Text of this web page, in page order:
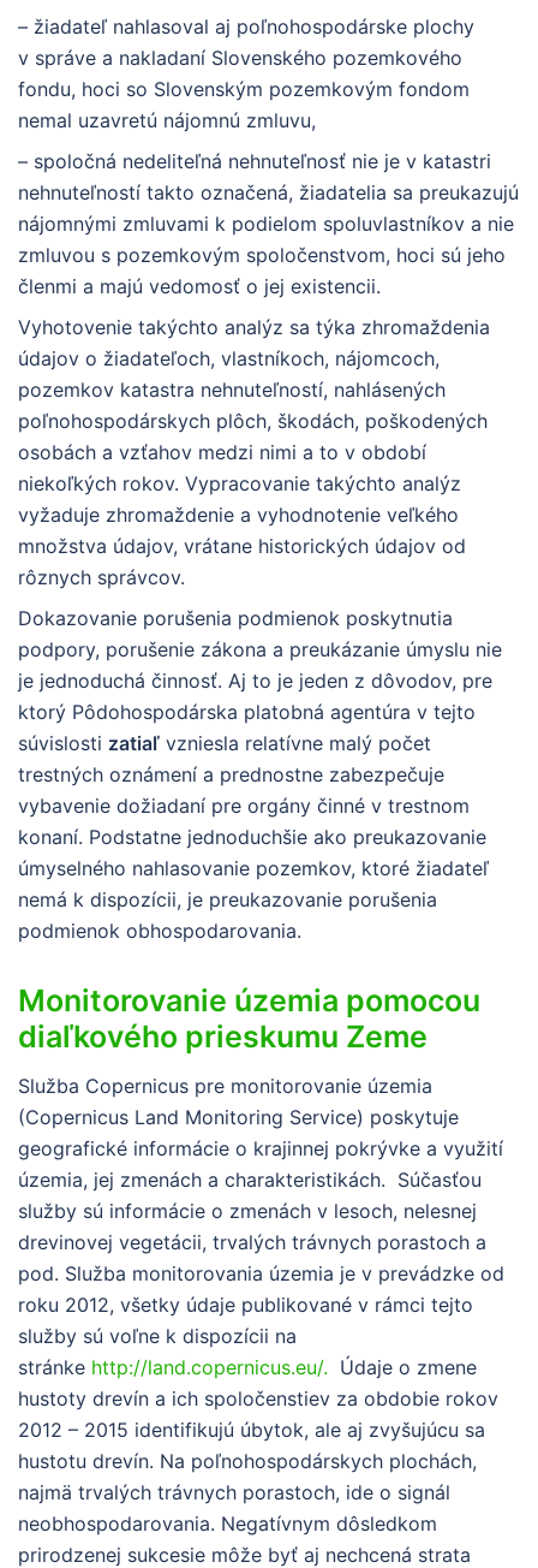
– žiadateľ nahlasoval aj poľnohospodárske plochy
v správe a nakladaní Slovenského pozemkového
fondu, hoci so Slovenským pozemkovým fondom
nemal uzavretú nájomnú zmluvu,
– spoločná nedeliteľná nehnuteľnosť nie je v katastri
nehnuteľností takto označená, žiadatelia sa preukazujú
nájomnými zmluvami k podielom spoluvlastníkov a nie
zmluvou s pozemkovým spoločenstvom, hoci sú jeho
členmi a majú vedomosť o jej existencii.
Vyhotovenie takýchto analýz sa týka zhromaždenia
údajov o žiadateľoch, vlastníkoch, nájomcoch,
pozemkov katastra nehnuteľností, nahlásených
poľnohospodárskych plôch, škodách, poškodených
osobách a vzťahov medzi nimi a to v období
niekoľkých rokov. Vypracovanie takýchto analýz
vyžaduje zhromaždenie a vyhodnotenie veľkého
množstva údajov, vrátane historických údajov od
rôznych správcov.
Dokazovanie porušenia podmienok poskytnutia
podpory, porušenie zákona a preukázanie úmyslu nie
je jednoduchá činnosť. Aj to je jeden z dôvodov, pre
ktorý Pôdohospodárska platobná agentúra v tejto
súvislosti zatiaľ vzniesla relatívne malý počet
trestných oznámení a prednostne zabezpečuje
vybavenie dožiadaní pre orgány činné v trestnom
konaní. Podstatne jednoduchšie ako preukazovanie
úmyselného nahlasovanie pozemkov, ktoré žiadateľ
nemá k dispozícii, je preukazovanie porušenia
podmienok obhospodarovania.
Monitorovanie územia pomocou
diaľkového prieskumu Zeme
Služba Copernicus pre monitorovanie územia
(Copernicus Land Monitoring Service) poskytuje
geografické informácie o krajinnej pokrývke a využití
územia, jej zmenách a charakteristikách. Súčasťou
služby sú informácie o zmenách v lesoch, nelesnej
drevinovej vegetácii, trvalých trávnych porastoch a
pod. Služba monitorovania územia je v prevádzke od
roku 2012, všetky údaje publikované v rámci tejto
služby sú voľne k dispozícii na
stránke http://land.copernicus.eu/. Údaje o zmene
hustoty drevín a ich spoločenstiev za obdobie rokov
2012 – 2015 identifikujú úbytok, ale aj zvyšujúcu sa
hustotu drevín. Na poľnohospodárskych plochách,
najmä trvalých trávnych porastoch, ide o signál
neobhospodarovania. Negatívnym dôsledkom
prirodzenej sukcesie môže byť aj nechcená strata